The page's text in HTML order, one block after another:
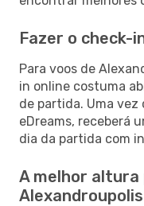
Fazer o check-
Para voos de
in online costuma
de partida. Uma vez
eDreams, receberá
dia da partida com
A melhor altura